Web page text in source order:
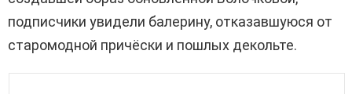
подписчики увидели балерину, отказавшуюся от
старомодной причёски и пошлых декольте.